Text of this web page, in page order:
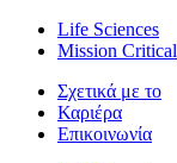
Skip
Life Sciences
Mission Critical
Σχετικά με το
Καριέρα
Επικοινωνία